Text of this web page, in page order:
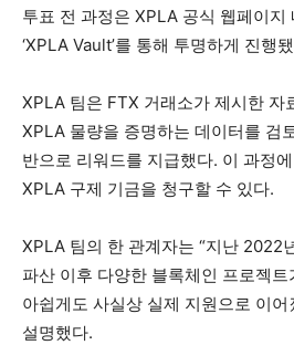
투표 전 과정은 XPLA 공식 웹페이지
‘XPLA Vault’를 통해 투명하게 진행
XPLA 팀은 FTX 거래소가 제시한 자
XPLA 물량을 증명하는 데이터를 검
반으로 리워드를 지급했다. 이 과정
XPLA 구제 기금을 청구할 수 있다.
XPLA 팀의 한 관계자는 “지난 2022
파산 이후 다양한 블록체인 프로젝
아쉽게도 사실상 실제 지원으로 이어
설명했다.